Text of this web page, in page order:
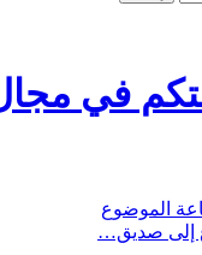
في
الموضوع
إلى صديق…